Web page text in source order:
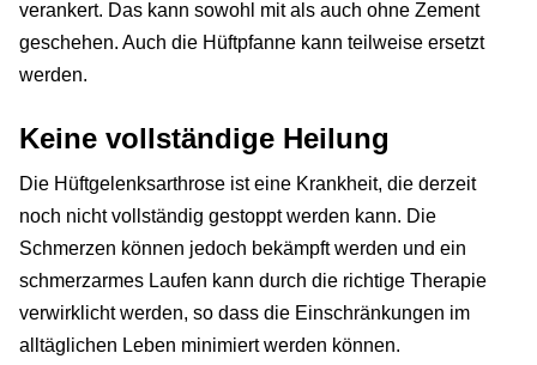
verankert. Das kann sowohl mit als auch ohne Zement
geschehen. Auch die Hüftpfanne kann teilweise ersetzt
werden.
Keine vollständige Heilung
Die Hüftgelenksarthrose ist eine Krankheit, die derzeit
noch nicht vollständig gestoppt werden kann. Die
Schmerzen können jedoch bekämpft werden und ein
schmerzarmes Laufen kann durch die richtige Therapie
verwirklicht werden, so dass die Einschränkungen im
alltäglichen Leben minimiert werden können.